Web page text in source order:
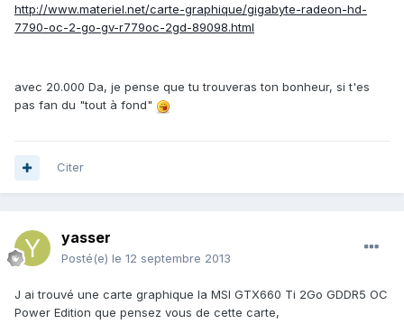
http://www.materiel.net/carte-graphique/gigabyte-radeon-hd-
7790-oc-2-go-gv-r779oc-2gd-89098.html
avec 20.000 Da, je pense que tu trouveras ton bonheur, si t'es
pas fan du "tout à fond"
Citer
yasser
Posté(e) le 12 septembre 2013
J ai trouvé une carte graphique la MSI GTX660 Ti 2Go GDDR5 OC
Power Edition que pensez vous de cette carte,